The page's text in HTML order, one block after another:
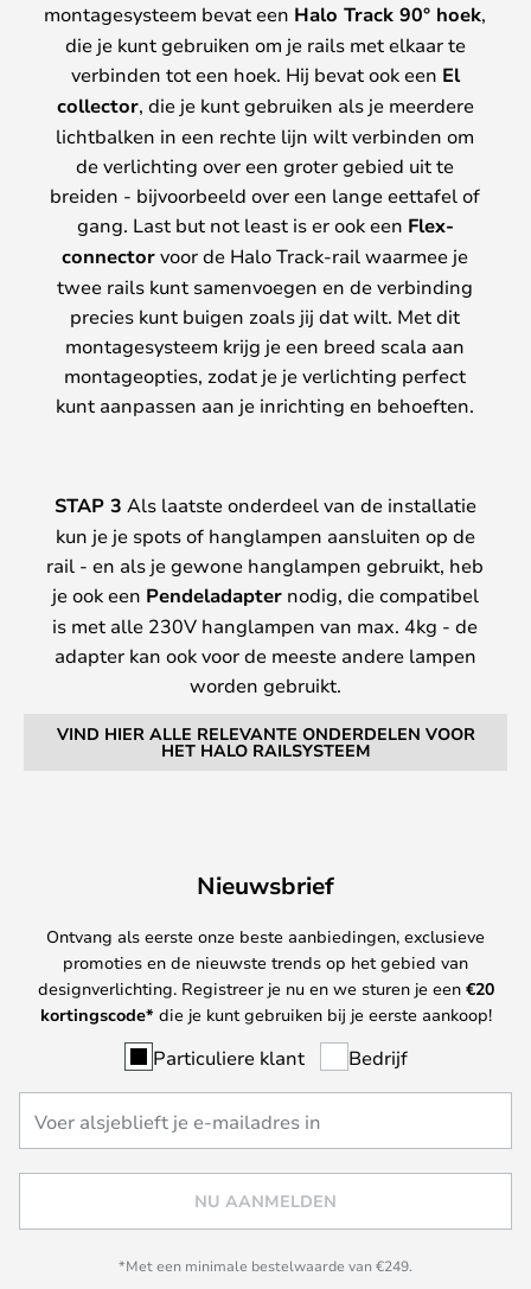
montagesysteem bevat een Halo Track 90° hoek,
die je kunt gebruiken om je rails met elkaar te
verbinden tot een hoek. Hij bevat ook een El
collector, die je kunt gebruiken als je meerdere
lichtbalken in een rechte lijn wilt verbinden om
de verlichting over een groter gebied uit te
breiden - bijvoorbeeld over een lange eettafel of
gang. Last but not least is er ook een Flex-
connectorvoor de Halo Track-rail waarmee je
twee rails kunt samenvoegen en de verbinding
precies kunt buigen zoals jij dat wilt. Met dit
montagesysteem krijg je een breed scala aan
montageopties, zodat je je verlichting perfect
kunt aanpassen aan je inrichting en behoeften.
STAP 3 Als laatste onderdeel van de installatie
kun je je spots of hanglampen aansluiten op de
rail - en als je gewone hanglampen gebruikt, heb
je ook een Pendeladapternodig, die compatibel
is met alle 230V hanglampen van max. 4kg - de
adapter kan ook voor de meeste andere lampen
worden gebruikt.
VIND HIER ALLE RELEVANTE ONDERDELEN VOOR
HET HALO RAILSYSTEEM
Nieuwsbrief
Ontvang als eerste onze beste aanbiedingen, exclusieve
promoties en de nieuwste trends op het gebied van
designverlichting. Registreer je nu en we sturen je een €20
kortingscode* die je kunt gebruiken bij je eerste aankoop!
Particuliere klant Bedrijf
NU AANMELDEN
*Met een minimale bestelwaarde van €249.